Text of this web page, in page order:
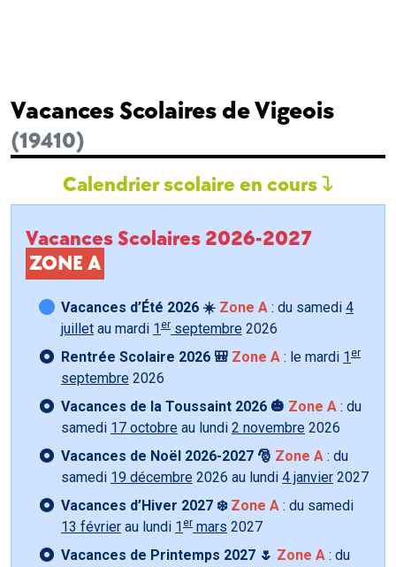
Vacances Scolaires de Vigeois
(19410)
Calendrier scolaire en cours
Vacances Scolaires 2026-2027
ZONE A
Vacances d’Été 2026 ☀️ Zone A : du samedi 4
juillet au mardi 1 er septembre 2026
Rentrée Scolaire 2026 🎒 Zone A : le mardi 1 er
septembre 2026
Vacances de la Toussaint 2026 🎃 Zone A : du
samedi 17 octobre au lundi 2 novembre 2026
Vacances de Noël 2026-2027 🎅 Zone A : du
samedi 19 décembre 2026 au lundi 4 janvier 2027
Vacances d’Hiver 2027 ❄️ Zone A : du samedi
13 février au lundi 1 er mars 2027
Vacances de Printemps 2027 🌷 Zone A : du